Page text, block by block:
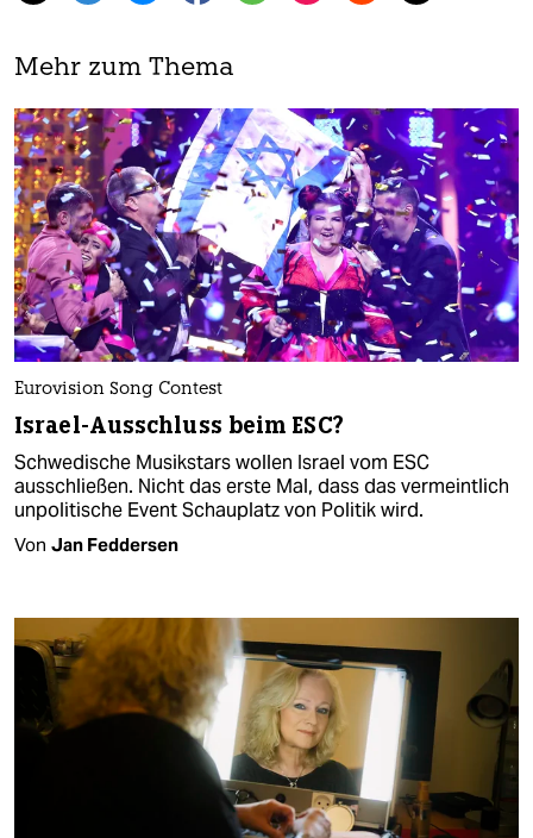
Mehr zum Thema
Eurovision Song Contest
Israel-Ausschluss beim ESC?
Schwedische Musikstars wollen Israel vom ESC
ausschließen. Nicht das erste Mal, dass das vermeintlich
unpolitische Event Schauplatz von Politik wird.
Von Jan Feddersen